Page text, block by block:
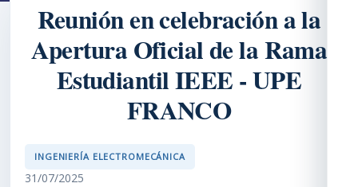
Reunión en celebración a la
Apertura Oficial de la Rama
Estudiantil IEEE - UPE
FRANCO
INGENIERÍA ELECTROMECÁNICA
31/07/2025